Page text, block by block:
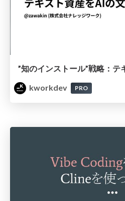
kworkdev
PRO